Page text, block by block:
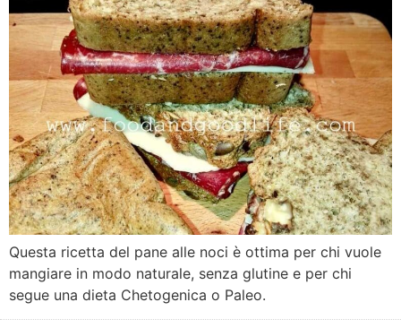
Questa ricetta del pane alle noci è ottima per chi vuole
mangiare in modo naturale, senza glutine e per chi
segue una dieta Chetogenica o Paleo.